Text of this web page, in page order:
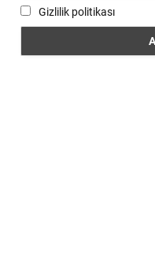
Gizlilik politikası